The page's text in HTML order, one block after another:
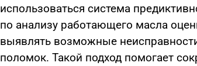
использоваться система
по анализу работающего масла
выявлять возможные
поломок. Такой подход помогает